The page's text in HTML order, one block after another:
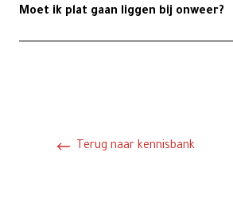
Moet ik plat gaan liggen bij onweer?
Terug naar kennisbank